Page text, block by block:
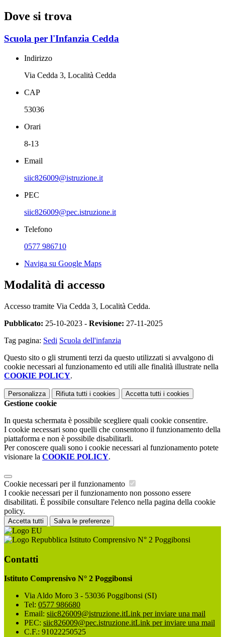
Dove si trova
Scuola per l'Infanzia Cedda
Indirizzo
Via Cedda 3, Località Cedda
CAP
53036
Orari
8-13
Email
siic826009@istruzione.it
PEC
siic826009@pec.istruzione.it
Telefono
0577 986710
Naviga su Google Maps
Modalità di accesso
Accesso tramite Via Cedda 3, Località Cedda.
Pubblicato: 25-10-2023 - Revisione: 27-11-2025
Tag pagina: Sedi Scuola dell'infanzia
Questo sito o gli strumenti terzi da questo utilizzati si avvalgono di
cookie necessari al funzionamento ed utili alle finalità illustrate nella
COOKIE POLICY.
Personalizza Rifiuta tutti i cookies Accetta tutti i cookies
Gestione cookie
In questa schermata è possibile scegliere quali cookie consentire.
I cookie necessari sono quelli che consentono il funzionamento della
piattaforma e non è possibile disabilitarli.
Per conoscere quali sono i cookie necessari al funzionamento potete
visionare la COOKIE POLICY.
Cookie necessari per il funzionamento
I cookie necessari per il funzionamento non possono essere
disabilitati. È possibile consultare l'elenco nella pagina della cookie
policy.
Accetta tutti Salva le preferenze
Istituto Comprensivo N° 2 Poggibonsi
Contatti
Istituto Comprensivo N° 2 Poggibonsi
Via Aldo Moro 3 - 53036 Poggibonsi (SI)
Tel: 0577 986680
Email: siic826009@istruzione.itLink per inviare una mail
PEC: siic826009@pec.istruzione.itLink per inviare una mail
C.F.: 91022250525